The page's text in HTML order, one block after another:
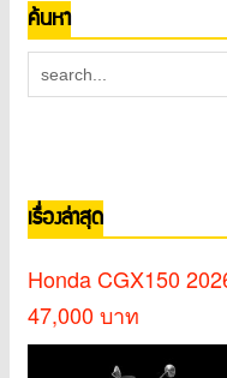
ค้นหา
เรื่องล่าสุด
Honda CGX150
47,000 บาท